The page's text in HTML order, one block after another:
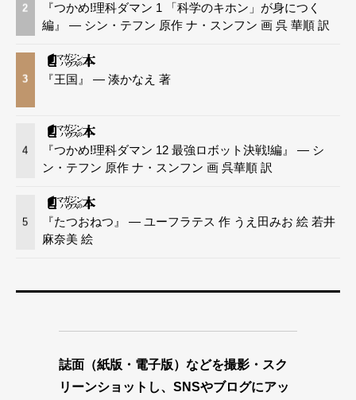
2
『つかめ!理科ダマン 1 「科学のキホン」が身につく
編』 — シン・テフン 原作 ナ・スンフン 画 呉 華順 訳
3 『王国』 — 湊かなえ 著
4
『つかめ!理科ダマン 12 最強ロボット決戦!編』 — シ
ン・テフン 原作 ナ・スンフン 画 呉華順 訳
5
『たつおねつ』 — ユーフラテス 作 うえ田みお 絵 若井
麻奈美 絵
誌面（紙版・電子版）などを撮影・スク
リーンショットし、SNSやブログにアッ